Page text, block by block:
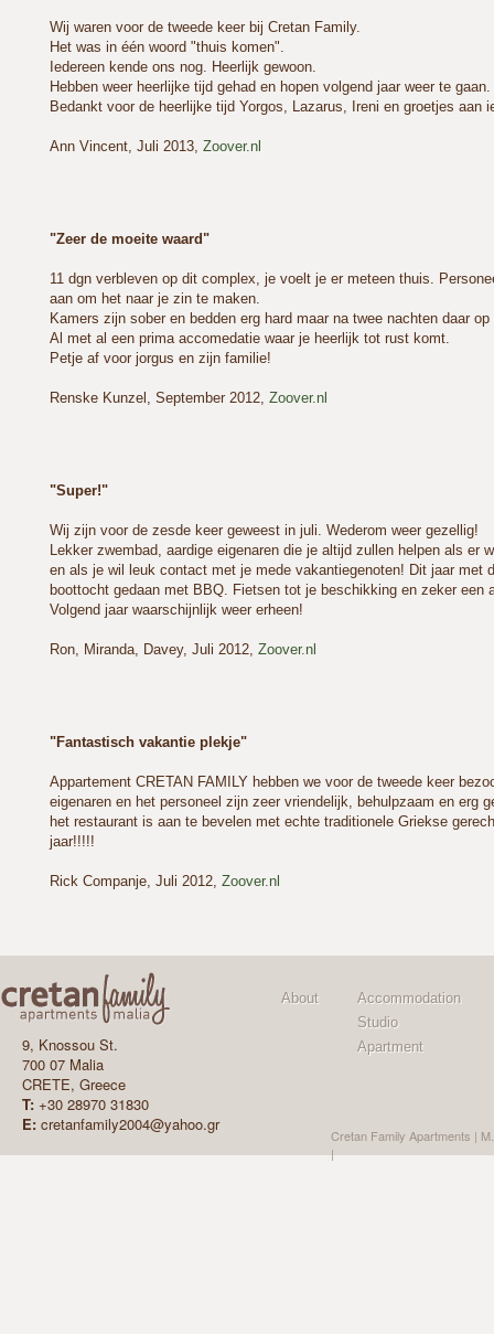
Wij waren voor de tweede keer bij Cretan Family.
Het was in één woord "thuis komen".
Iedereen kende ons nog. Heerlijk gewoon.
Hebben weer heerlijke tijd gehad en hopen volgend jaar weer te gaan.
Bedankt voor de heerlijke tijd Yorgos, Lazarus, Ireni en groetjes aan
Ann Vincent, Juli 2013, Zoover.nl
"Zeer de moeite waard"
11 dgn verbleven op dit complex, je voelt je er meteen thuis.
aan om het naar je zin te maken.
Kamers zijn sober en bedden erg hard maar na twee nachten daar
Al met al een prima accomedatie waar je heerlijk tot rust komt.
Petje af voor jorgus en zijn familie!
Renske Kunzel, September 2012, Zoover.nl
"Super!"
Wij zijn voor de zesde keer geweest in juli. Wederom weer gezellig!
Lekker zwembad, aardige eigenaren die je altijd zullen helpen als er
en als je wil leuk contact met je mede vakantiegenoten! Dit jaar met
boottocht gedaan met BBQ. Fietsen tot je beschikking en zeker een
Volgend jaar waarschijnlijk weer erheen!
Ron, Miranda, Davey, Juli 2012, Zoover.nl
"Fantastisch vakantie plekje"
Appartement CRETAN FAMILY hebben we voor de tweede keer
eigenaren en het personeel zijn zeer vriendelijk, behulpzaam en erg
het restaurant is aan te bevelen met echte traditionele Griekse
jaar!!!!!
Rick Companje, Juli 2012, Zoover.nl
9, Knossou St.
700 07 Malia
CRETE, Greece
T: +30 28970 31830
E: cretanfamily2004@yahoo.gr
About
Accommodation
Studio
Apartment
Cretan Family Apartments |
|